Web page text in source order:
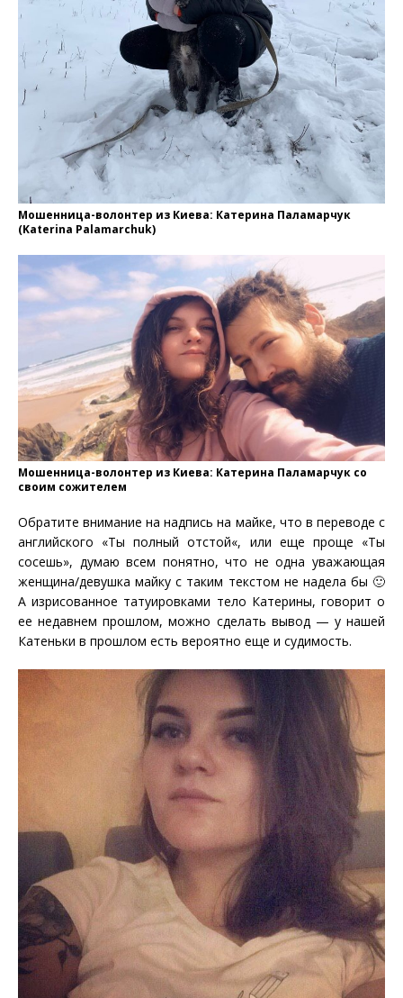
Мошенница-волонтер из Киева: Катерина Паламарчук
(Katerina Palamarchuk)
Мошенница-волонтер из Киева: Катерина Паламарчук со
своим сожителем
Обратите внимание на надпись на майке, что в переводе с
английского «Ты полный отстой«, или еще проще «Ты
сосешь», думаю всем понятно, что не одна уважающая
женщина/девушка майку с таким текстом не надела бы 🙂
А изрисованное татуировками тело Катерины, говорит о
ее недавнем прошлом, можно сделать вывод — у нашей
Катеньки в прошлом есть вероятно еще и судимость.